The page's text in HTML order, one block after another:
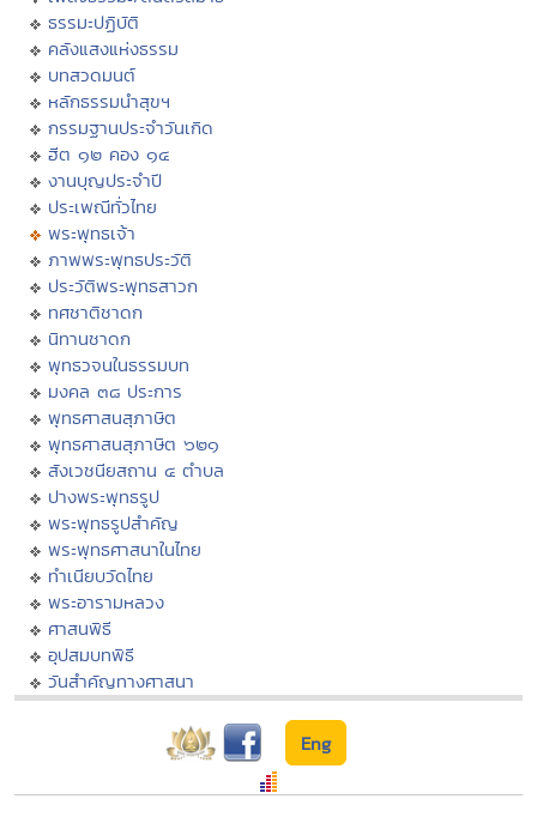
ธรรมะปฏิบัติ
คลังแสงแห่งธรรม
บทสวดมนต์
หลักธรรมนำสุขฯ
กรรมฐานประจำวันเกิด
ฮีต ๑๒ คอง ๑๔
งานบุญประจำปี
ประเพณีทั่วไทย
พระพุทธเจ้า
ภาพพระพุทธประวัติ
ประวัติพระพุทธสาวก
ทศชาติชาดก
นิทานชาดก
พุทธวจนในธรรมบท
มงคล ๓๘ ประการ
พุทธศาสนสุภาษิต
พุทธศาสนสุภาษิต ๖๒๑
สังเวชนียสถาน ๔ ตำบล
ปางพระพุทธรูป
พระพุทธรูปสำคัญ
พระพุทธศาสนาในไทย
ทำเนียบวัดไทย
พระอารามหลวง
ศาสนพิธี
อุปสมบทพิธี
วันสำคัญทางศาสนา
Eng